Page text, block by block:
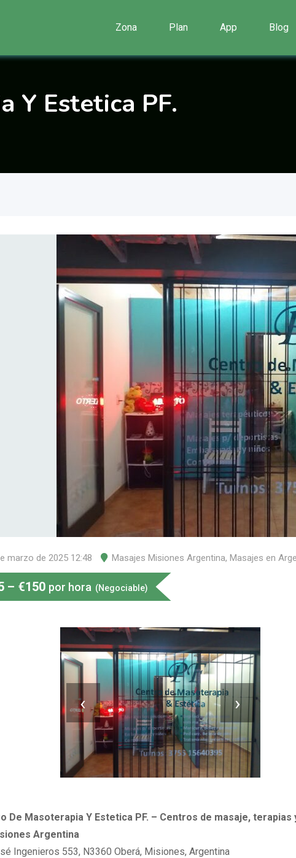
Zona Plan App Blog
Y Estetica PF.
marzo de 2025 12:48 Masajes Misiones Argentina, Masajes en
– €150 por hora (Negociable)
‹ ›
De Masoterapia Y Estetica PF. – Centros de masaje, terapias
Argentina
Ingenieros 553, N3360 Oberá, Misiones, Argentina